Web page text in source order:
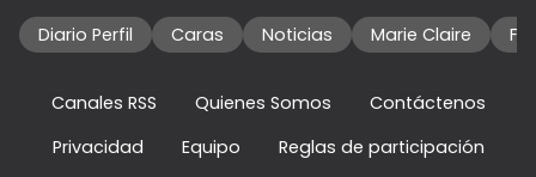
Diario Perfil Caras Noticias Marie Claire
Canales RSS Quienes Somos
Contáctenos
Privacidad
Equipo
Reglas de participación